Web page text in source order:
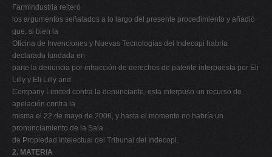
Farmindustria reiteró
los argumentos señalados a lo largo del presente procedimiento y añadió
que, si bien la
Oficina de Invenciones y Nuevas Tecnologías del Indecopi habría
declarado fundada en
parte la denuncia por infracción de derechos de patente interpuesta por Eli
Lilly y Eli Lilly and
Company Limited contra la denunciante, esta interpuso un recurso de
apelación contra la
misma el 22 de mayo de 2006, y hasta el momento no habría un
pronunciamiento de la Sala
de Propiedad Intelectual del Tribunal del Indecopi.
2. MATERIA